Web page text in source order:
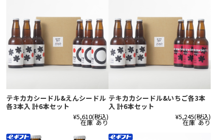
テキカカシードル&えんシードル
各3本入 計6本セット
¥5,610(税込)
在庫 あり
テキカカシードル&いちご各3本
入 計6本セット
¥5,245(税込)
在庫 あり